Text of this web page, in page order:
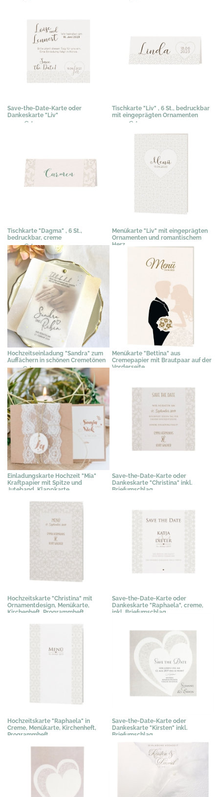
Save-the-Date-Karte oder
Dankeskarte "Liv"
0,50 € *
Tischkarte "Liv" , 6 St., bedruckbar
mit eingeprägten Ornamenten
0,50 € *
Tischkarte "Dagma" , 6 St.,
bedruckbar, creme
0,50 €*
Menükarte "Liv" mit eingeprägten
Ornamenten und romantischem
Herz
Hochzeitseinladung "Sandra" zum
Auffächern in schönen Cremetönen
2,49 €*
Menükarte "Bettina" aus
Cremepapier mit Brautpaar auf der
Vorderseite
Einladungskarte Hochzeit "Mia"
Kraftpapier mit Spitze und
Juteband, Klappkarte
Save-the-Date-Karte oder
Dankeskarte "Christina" inkl.
Briefumschlag
Hochzeitskarte "Christina" mit
Ornamentdesign, Menükarte,
Kirchenheft, Programmheft
Save-the-Date-Karte oder
Dankeskarte "Raphaela", creme,
inkl. Briefumschlag
Hochzeitskarte "Raphaela" in
Creme, Menükarte, Kirchenheft,
Programmheft
Save-the-Date-Karte oder
Dankeskarte "Kirsten" inkl.
Briefumschlag
0,67 €*